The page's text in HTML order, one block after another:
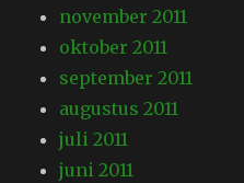
november 2011
oktober 2011
september 2011
augustus 2011
juli 2011
juni 2011